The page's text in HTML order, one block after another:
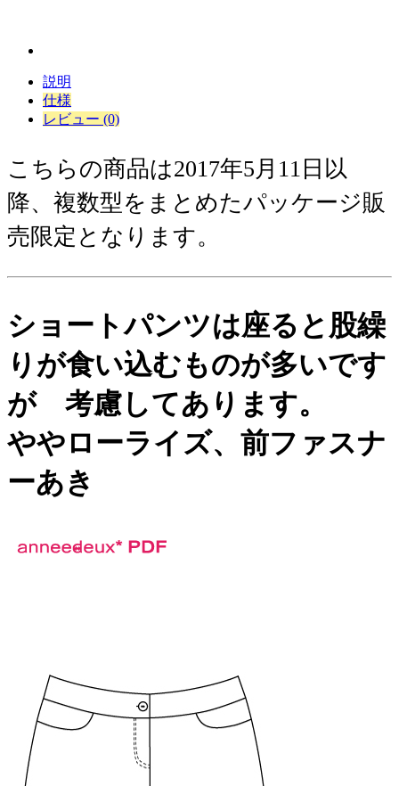
説明
仕様
レビュー (0)
こちらの商品は2017年5月11日以
降、複数型をまとめたパッケージ販
売限定となります。
ショートパンツは座ると股繰
りが食い込むものが多いです
が 考慮してあります。
ややローライズ、前ファスナ
ーあき